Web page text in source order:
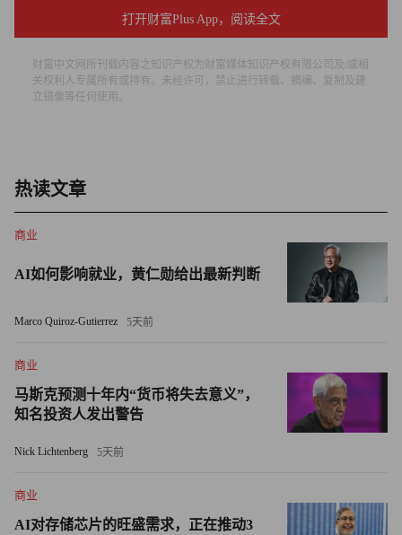
普面临让步压力较小。若8月1日真的在交投清淡的假期市场
开征巨额关税，市场反应可能相当剧烈。"
高盛（Goldman Sachs）也持同样的立场。卡马克夏·特里维
迪及其团队向客户表示：“市场参与者和我们的经济学家多
瑞银（UBS）的保罗·多诺万同样指出：“金融市场似乎笃定
市场似乎还假设，若“TACO交易”策略失败，美联储必会救
市。但若关税推升通胀，美联储将无法如市场当前预期的那
样实施降息。
摩根大通的布鲁斯·卡斯曼团队预测，随着关税冲击引发供
给端震荡，下半年经济将呈现“滞胀倾向”。他们上周末告知
客户：“该预测与市场定价之间出现惊人的脱节，后者预期
企业盈利大幅增长且美国通胀几无上行压力。”
情景’的挑战。在该情景中，未来一年，美国经济将保持稳
健增长，通胀回落，且美联储采取宽松政策。”（财富中文
打开财富Plus App，阅读全文
财富中文网所刊载内容之知识产权为财富媒体知识产权有限公司及/或相
关权利人专属所有或持有。未经许可，禁止进行转载、摘编、复制及建
立镜像等任何使用。
热读文章
商业
AI如何影响就业，黄仁勋给出最新判断
Marco Quiroz-Gutierrez 5天前
商业
马斯克预测十年内“货币将失去意义”，
知名投资人发出警告
Nick Lichtenberg 5天前
商业
AI对存储芯片的旺盛需求，正在推动3